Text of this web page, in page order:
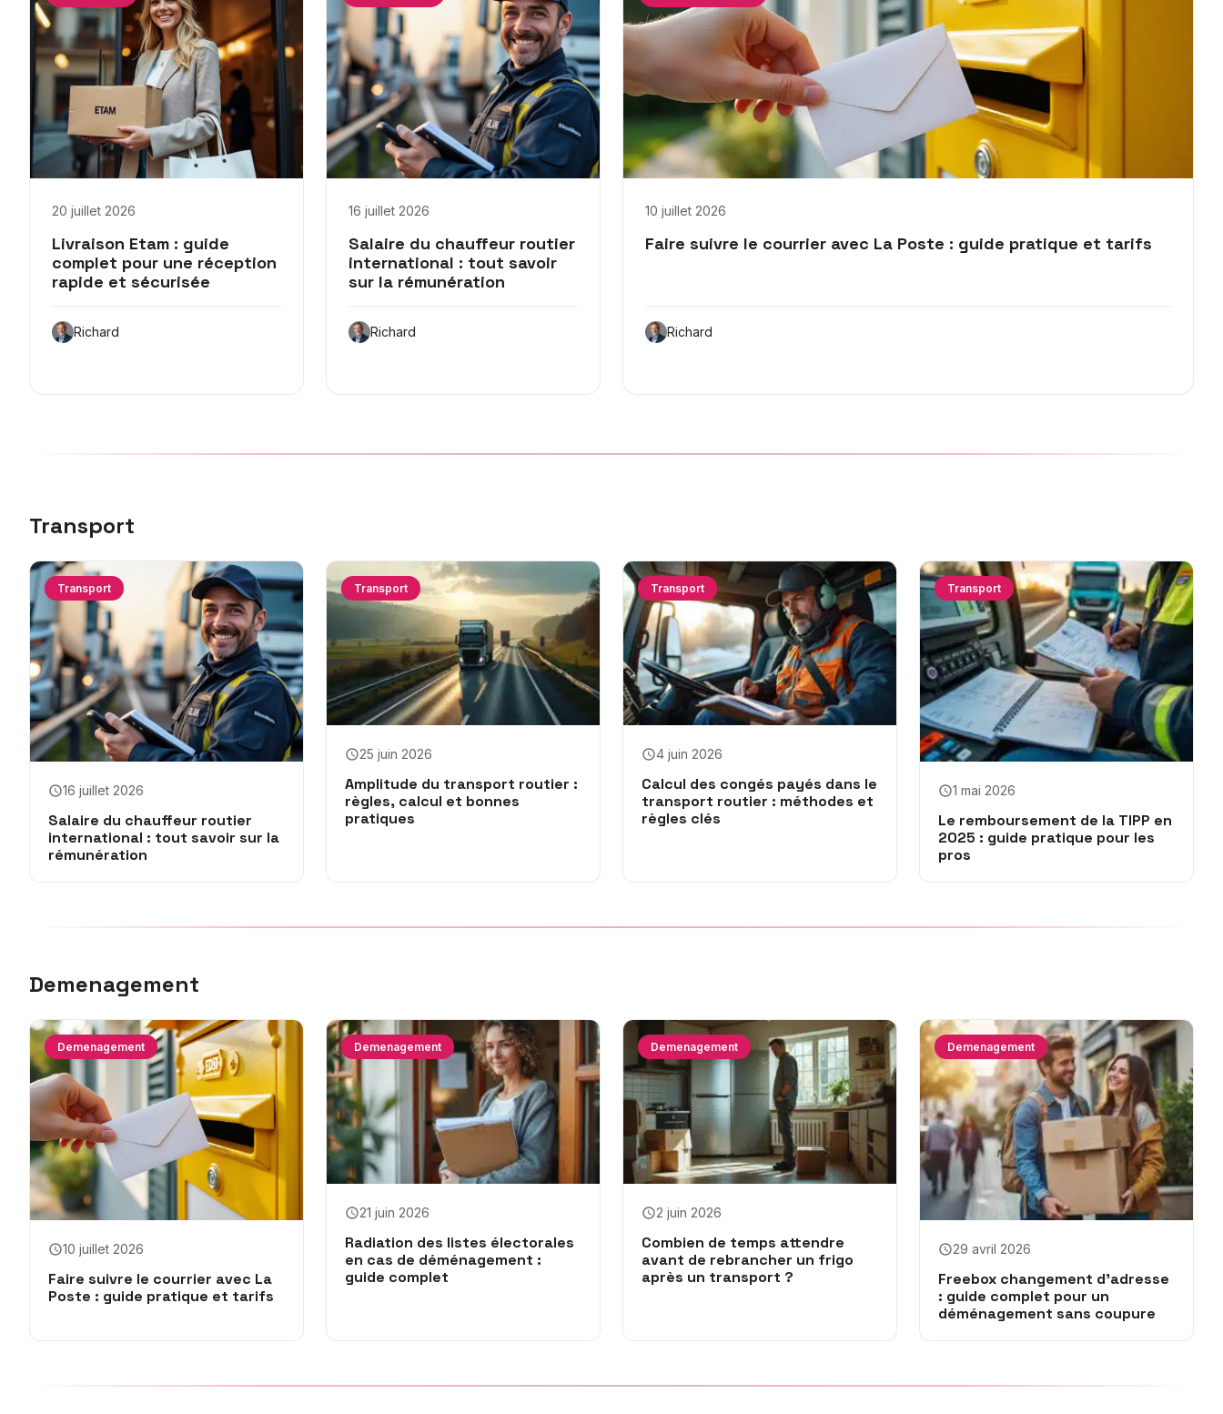
20 juillet 2026
Livraison Etam : guide
complet pour une réception
rapide et sécurisée
Richard
16 juillet 2026
Salaire du chauffeur routier
international : tout savoir
sur la rémunération
Richard
10 juillet 2026
Faire suivre le courrier avec La Poste : guide pratique et tarifs
Richard
Transport
Transport
16 juillet 2026
Salaire du chauffeur routier
international : tout savoir sur la
rémunération
Transport
25 juin 2026
Amplitude du transport routier :
règles, calcul et bonnes
pratiques
Transport
4 juin 2026
Calcul des congés payés dans le
transport routier : méthodes et
règles clés
Transport
1 mai 2026
Le remboursement de la TIPP en
2025 : guide pratique pour les
pros
Demenagement
Demenagement
10 juillet 2026
Faire suivre le courrier avec La
Poste : guide pratique et tarifs
Demenagement
21 juin 2026
Radiation des listes électorales
en cas de déménagement :
guide complet
Demenagement
2 juin 2026
Combien de temps attendre
avant de rebrancher un frigo
après un transport ?
Demenagement
29 avril 2026
Freebox changement d’adresse
: guide complet pour un
déménagement sans coupure